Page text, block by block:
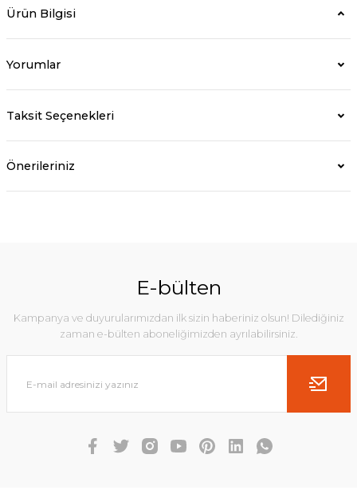
Ürün Bilgisi
Yorumlar
Taksit Seçenekleri
Önerileriniz
E-bülten
Kampanya ve duyurularımızdan ilk sizin haberiniz olsun! Dilediğiniz
zaman e-bülten aboneliğimizden ayrılabilirsiniz.